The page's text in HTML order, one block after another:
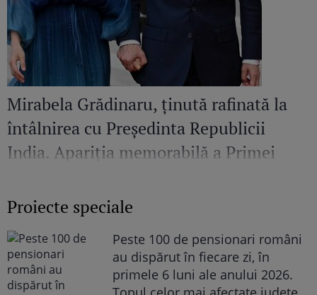
Mirabela Grădinaru, ținută rafinată la
întâlnirea cu Președinta Republicii
India. Apariția memorabilă a Primei
Proiecte speciale
Peste 100 de pensionari români
au dispărut în fiecare zi, în
primele 6 luni ale anului 2026.